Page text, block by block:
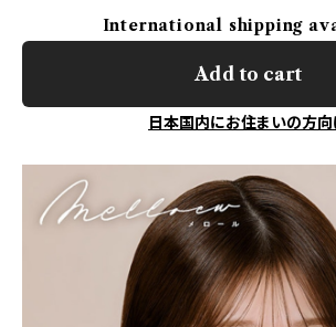
International shipping
Add to cart
日本国内にお住まいの方向